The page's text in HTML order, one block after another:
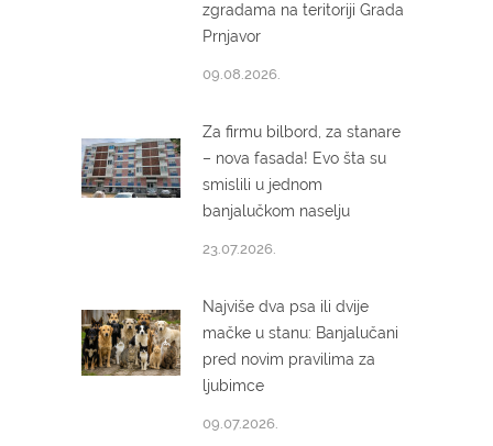
zgradama na teritoriji Grada
Prnjavor
09.08.2026.
Za firmu bilbord, za stanare
– nova fasada! Evo šta su
smislili u jednom
banjalučkom naselju
23.07.2026.
Najviše dva psa ili dvije
mačke u stanu: Banjalučani
pred novim pravilima za
ljubimce
09.07.2026.